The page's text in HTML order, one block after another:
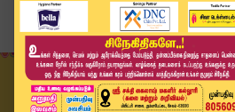
செங்கோட்டையன் தவெகவில்
விள...